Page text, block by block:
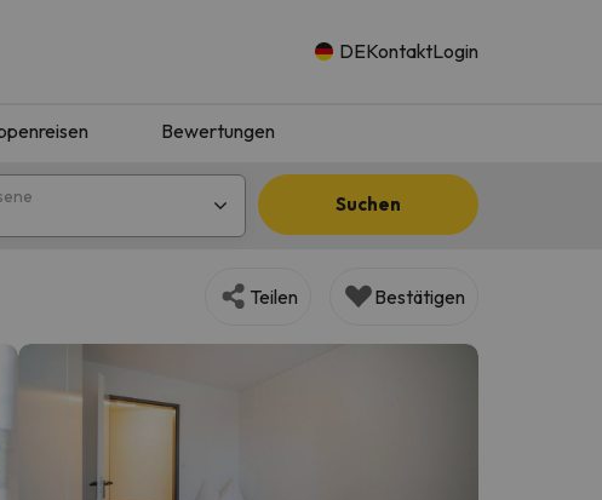
DEKontaktLogin
Bewertungen
Suchen
Teilen Bestätigen